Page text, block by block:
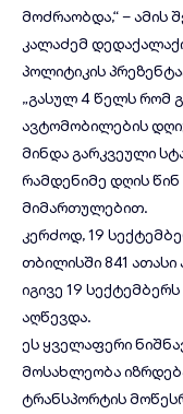
მოძრაობდა,“ – ამის
კალაძემ
პოლიტიკის
„გასულ 4 წელს რომ
ავტომობილების
მინდა გარკვეული
რამდენიმე დღის
მიმართულებით.
კერძოდ, 19
თბილისში 841
იგივე 19
აღწევდა.
ეს ყველაფერი
მოსახლეობა
ტრანსპორტის